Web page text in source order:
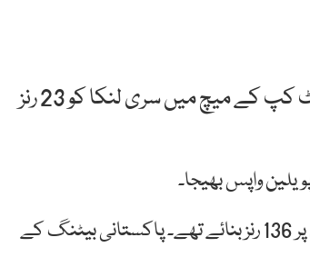
لاہور: پاکستان خواتین کرکٹ ٹیم نے ساتویں ایشیاء خواتین کرکٹ کپ کے میچ میں سری لنکا کو 23 رنز
واپس بھیجا۔
پاکستان خواتین کرکٹ ٹیم نے مقررہ 20 اوورز میں چار وکٹوں کے نقصان پر 136 رنز بنائے تھے۔ پاکستانی بیٹنگ کے